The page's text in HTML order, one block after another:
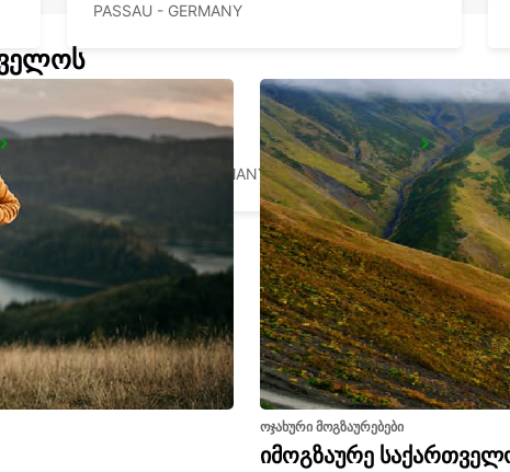
PASSAU - GERMANY
LANDSHUT - GERMANY
ოჯახური მოგზაურებები
იმოგზაურე